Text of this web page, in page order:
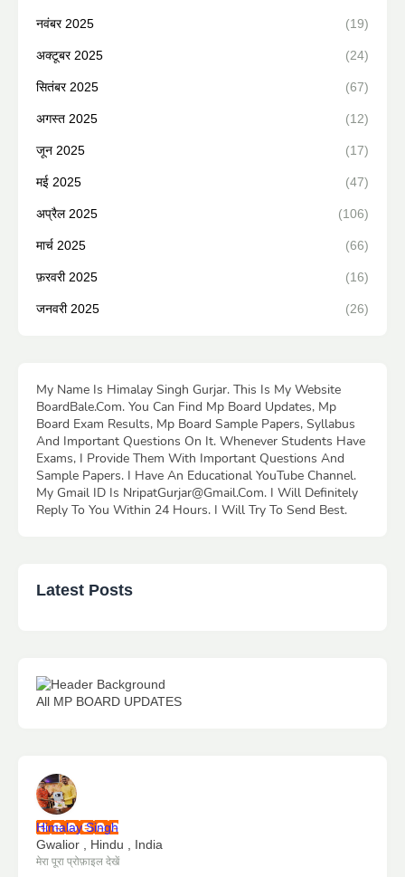
नवंबर 2025 (19)
अक्टूबर 2025 (24)
सितंबर 2025 (67)
अगस्त 2025 (12)
जून 2025 (17)
मई 2025 (47)
अप्रैल 2025 (106)
मार्च 2025 (66)
फ़रवरी 2025 (16)
जनवरी 2025 (26)
My Name Is Himalay Singh Gurjar. This Is My Website
BoardBale.Com. You Can Find Mp Board Updates, Mp
Board Exam Results, Mp Board Sample Papers, Syllabus
And Important Questions On It. Whenever Students Have
Exams, I Provide Them With Important Questions And
Sample Papers. I Have An Educational YouTube Channel.
My Gmail ID Is NripatGurjar@Gmail.Com. I Will Definitely
Reply To You Within 24 Hours. I Will Try To Send Best.
Latest Posts
All MP BOARD UPDATES
Himalay Singh
Gwalior , Hindu , India
मेरा पूरा प्रोफ़ाइल देखें